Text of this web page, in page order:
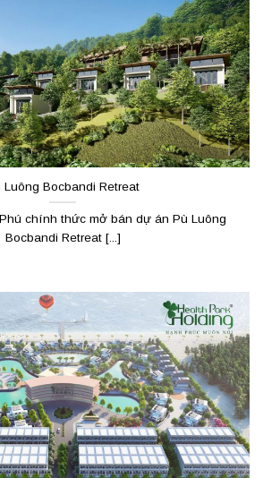
Luông Bocbandi Retreat
chính thức mở bán dự án Pù Luông
Bocbandi Retreat [...]